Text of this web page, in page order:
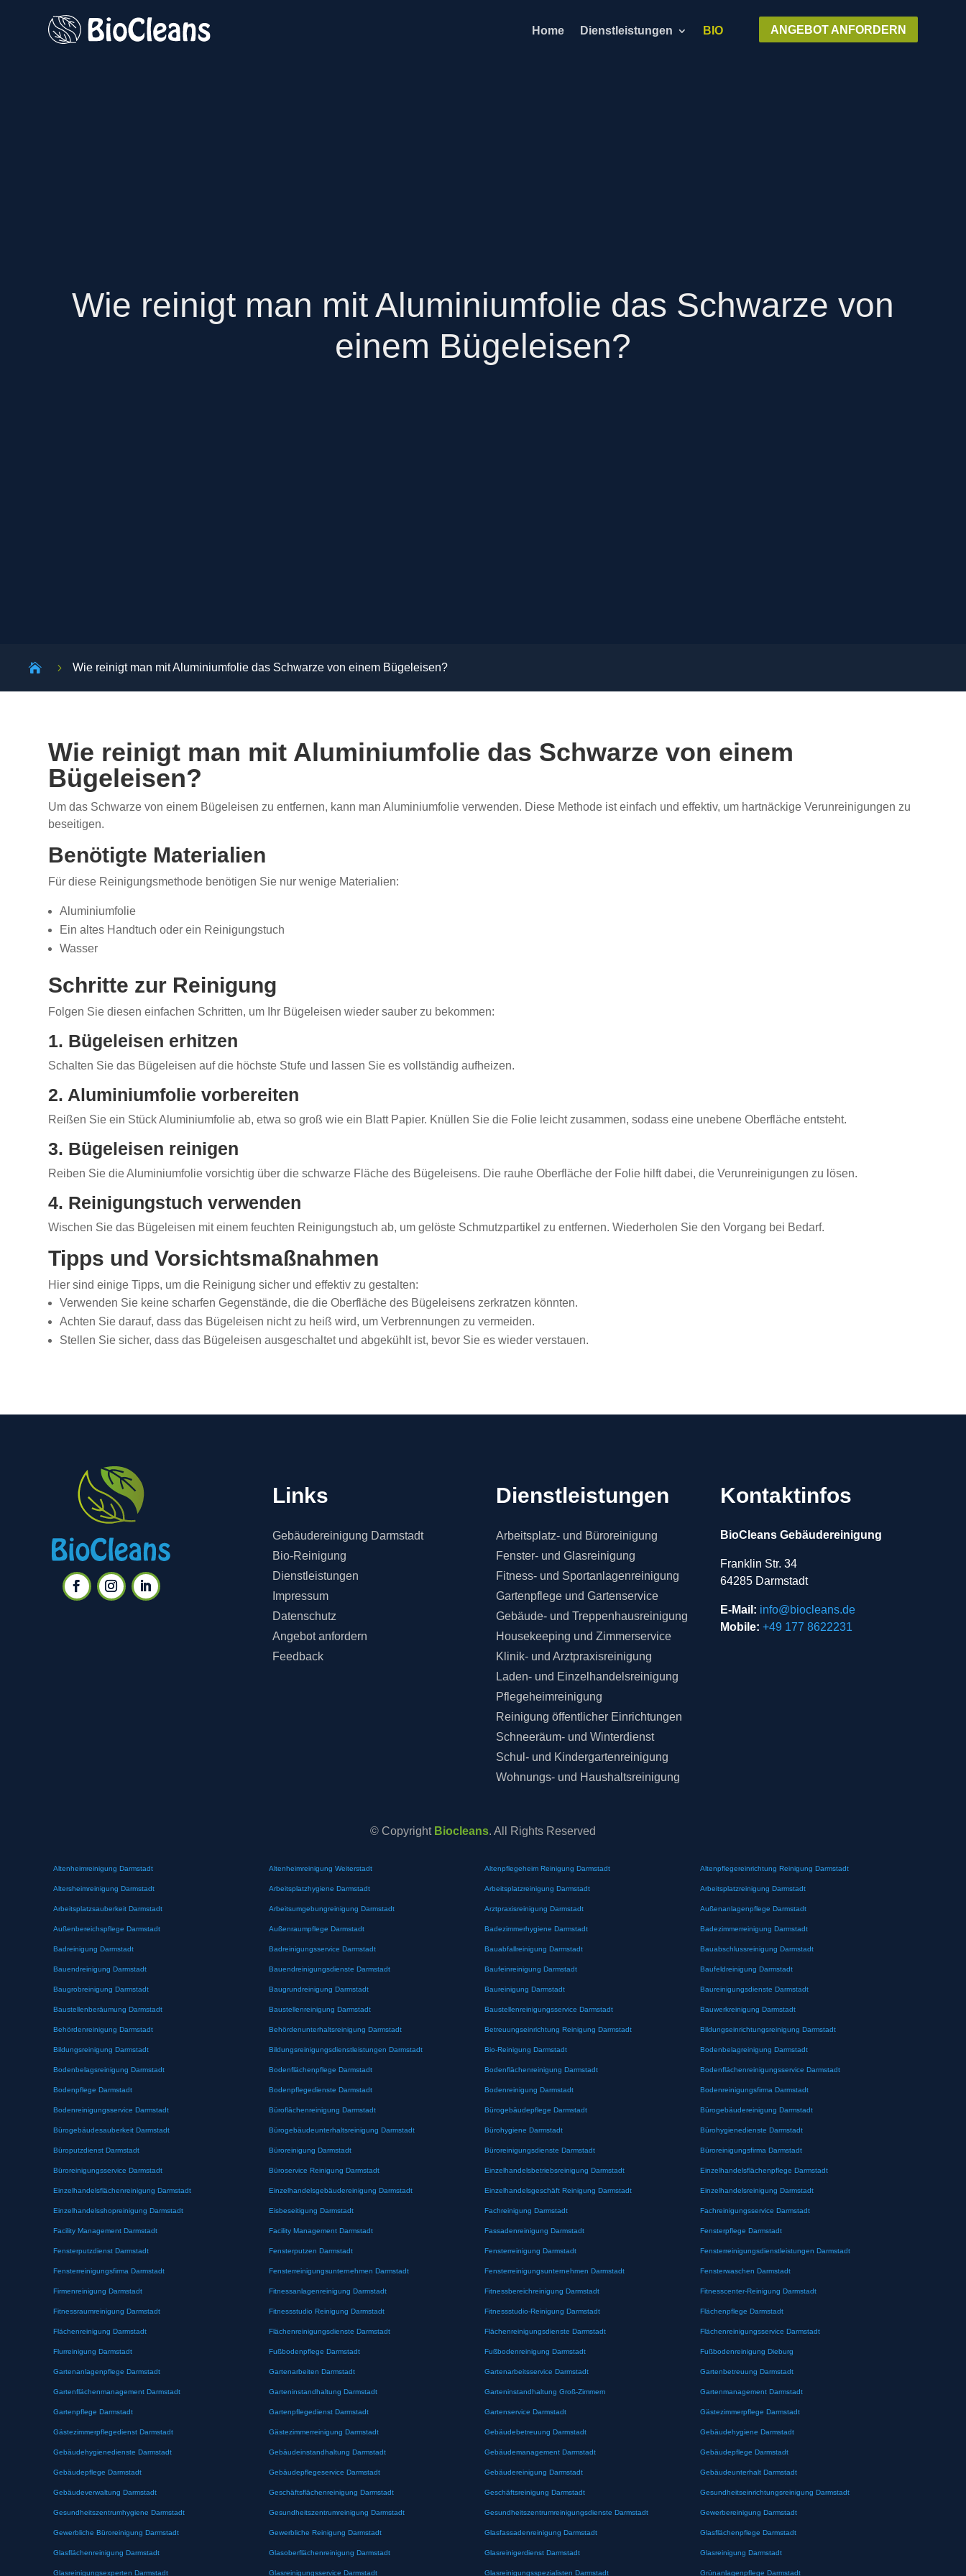
Home Dienstleistungen BIO ANGEBOT ANFORDERN
Wie reinigt man mit Aluminiumfolie das Schwarze von
einem Bügeleisen?
 5 Wie reinigt man mit Aluminiumfolie das Schwarze von einem Bügeleisen?
Wie reinigt man mit Aluminiumfolie das Schwarze von einem
Bügeleisen?
Um das Schwarze von einem Bügeleisen zu entfernen, kann man Aluminiumfolie verwenden. Diese Methode ist einfach und effektiv, um hartnäckige Verunreinigungen zu
beseitigen.
Benötigte Materialien
Für diese Reinigungsmethode benötigen Sie nur wenige Materialien:
Aluminiumfolie
Ein altes Handtuch oder ein Reinigungstuch
Wasser
Schritte zur Reinigung
Folgen Sie diesen einfachen Schritten, um Ihr Bügeleisen wieder sauber zu bekommen:
1. Bügeleisen erhitzen
Schalten Sie das Bügeleisen auf die höchste Stufe und lassen Sie es vollständig aufheizen.
2. Aluminiumfolie vorbereiten
Reißen Sie ein Stück Aluminiumfolie ab, etwa so groß wie ein Blatt Papier. Knüllen Sie die Folie leicht zusammen, sodass eine unebene Oberfläche entsteht.
3. Bügeleisen reinigen
Reiben Sie die Aluminiumfolie vorsichtig über die schwarze Fläche des Bügeleisens. Die rauhe Oberfläche der Folie hilft dabei, die Verunreinigungen zu lösen.
4. Reinigungstuch verwenden
Wischen Sie das Bügeleisen mit einem feuchten Reinigungstuch ab, um gelöste Schmutzpartikel zu entfernen. Wiederholen Sie den Vorgang bei Bedarf.
Tipps und Vorsichtsmaßnahmen
Hier sind einige Tipps, um die Reinigung sicher und effektiv zu gestalten:
Verwenden Sie keine scharfen Gegenstände, die die Oberfläche des Bügeleisens zerkratzen könnten.
Achten Sie darauf, dass das Bügeleisen nicht zu heiß wird, um Verbrennungen zu vermeiden.
Stellen Sie sicher, dass das Bügeleisen ausgeschaltet und abgekühlt ist, bevor Sie es wieder verstauen.
Links
Gebäudereinigung Darmstadt
Bio-Reinigung
Dienstleistungen
Impressum
Datenschutz
Angebot anfordern
Feedback
Dienstleistungen
Arbeitsplatz- und Büroreinigung
Fenster- und Glasreinigung
Fitness- und Sportanlagenreinigung
Gartenpflege und Gartenservice
Gebäude- und Treppenhausreinigung
Housekeeping und Zimmerservice
Klinik- und Arztpraxisreinigung
Laden- und Einzelhandelsreinigung
Pflegeheimreinigung
Reinigung öffentlicher Einrichtungen
Schneeräum- und Winterdienst
Schul- und Kindergartenreinigung
Wohnungs- und Haushaltsreinigung
Kontaktinfos
BioCleans Gebäudereinigung
Franklin Str. 34
64285 Darmstadt
E-Mail: info@biocleans.de
Mobile: +49 177 8622231
© Copyright Biocleans. All Rights Reserved
Altenheimreinigung Darmstadt Altenheimreinigung Weiterstadt Altenpflegeheim Reinigung Darmstadt Altenpflegereinrichtung Reinigung Darmstadt
Altersheimreinigung Darmstadt Arbeitsplatzhygiene Darmstadt Arbeitsplatzreinigung Darmstadt Arbeitsplatzreinigung Darmstadt
Arbeitsplatzsauberkeit Darmstadt Arbeitsumgebungreinigung Darmstadt Arztpraxisreinigung Darmstadt Außenanlagenpflege Darmstadt
Außenbereichspflege Darmstadt Außenraumpflege Darmstadt Badezimmerhygiene Darmstadt Badezimmerreinigung Darmstadt
Badreinigung Darmstadt Badreinigungsservice Darmstadt Bauabfallreinigung Darmstadt Bauabschlussreinigung Darmstadt
Bauendreinigung Darmstadt Bauendreinigungsdienste Darmstadt Baufeinreinigung Darmstadt Baufeldreinigung Darmstadt
Baugrobreinigung Darmstadt Baugrundreinigung Darmstadt Baureinigung Darmstadt Baureinigungsdienste Darmstadt
Baustellenberäumung Darmstadt Baustellenreinigung Darmstadt Baustellenreinigungsservice Darmstadt Bauwerkreinigung Darmstadt
Behördenreinigung Darmstadt Behördenunterhaltsreinigung Darmstadt Betreuungseinrichtung Reinigung Darmstadt Bildungseinrichtungsreinigung Darmstadt
Bildungsreinigung Darmstadt Bildungsreinigungsdienstleistungen Darmstadt Bio-Reinigung Darmstadt Bodenbelagreinigung Darmstadt
Bodenbelagsreinigung Darmstadt Bodenflächenpflege Darmstadt Bodenflächenreinigung Darmstadt Bodenflächenreinigungsservice Darmstadt
Bodenpflege Darmstadt Bodenpflegedienste Darmstadt Bodenreinigung Darmstadt Bodenreinigungsfirma Darmstadt
Bodenreinigungsservice Darmstadt Büroflächenreinigung Darmstadt Bürogebäudepflege Darmstadt Bürogebäudereinigung Darmstadt
Bürogebäudesauberkeit Darmstadt Bürogebäudeunterhaltsreinigung Darmstadt Bürohygiene Darmstadt Bürohygienedienste Darmstadt
Büroputzdienst Darmstadt Büroreinigung Darmstadt Büroreinigungsdienste Darmstadt Büroreinigungsfirma Darmstadt
Büroreinigungsservice Darmstadt Büroservice Reinigung Darmstadt Einzelhandelsbetriebsreinigung Darmstadt Einzelhandelsflächenpflege Darmstadt
Einzelhandelsflächenreinigung Darmstadt Einzelhandelsgebäudereinigung Darmstadt Einzelhandelsgeschäft Reinigung Darmstadt Einzelhandelsreinigung Darmstadt
Einzelhandelsshopreinigung Darmstadt Eisbeseitigung Darmstadt Fachreinigung Darmstadt Fachreinigungsservice Darmstadt
Facility Management Darmstadt Facility Management Darmstadt Fassadenreinigung Darmstadt Fensterpflege Darmstadt
Fensterputzdienst Darmstadt Fensterputzen Darmstadt Fensterreinigung Darmstadt Fensterreinigungsdienstleistungen Darmstadt
Fensterreinigungsfirma Darmstadt Fensterreinigungsunternehmen Darmstadt Fensterreinigungsunternehmen Darmstadt Fensterwaschen Darmstadt
Firmenreinigung Darmstadt Fitnessanlagenreinigung Darmstadt Fitnessbereichreinigung Darmstadt Fitnesscenter-Reinigung Darmstadt
Fitnessraumreinigung Darmstadt Fitnessstudio Reinigung Darmstadt Fitnessstudio-Reinigung Darmstadt Flächenpflege Darmstadt
Flächenreinigung Darmstadt Flächenreinigungsdienste Darmstadt Flächenreinigungsdienste Darmstadt Flächenreinigungsservice Darmstadt
Flurreinigung Darmstadt Fußbodenpflege Darmstadt Fußbodenreinigung Darmstadt Fußbodenreinigung Dieburg
Gartenanlagenpflege Darmstadt Gartenarbeiten Darmstadt Gartenarbeitsservice Darmstadt Gartenbetreuung Darmstadt
Gartenflächenmanagement Darmstadt Garteninstandhaltung Darmstadt Garteninstandhaltung Groß-Zimmern Gartenmanagement Darmstadt
Gartenpflege Darmstadt Gartenpflegedienst Darmstadt Gartenservice Darmstadt Gästezimmerpflege Darmstadt
Gästezimmerpflegedienst Darmstadt Gästezimmerreinigung Darmstadt Gebäudebetreuung Darmstadt Gebäudehygiene Darmstadt
Gebäudehygienedienste Darmstadt Gebäudeinstandhaltung Darmstadt Gebäudemanagement Darmstadt Gebäudepflege Darmstadt
Gebäudepflege Darmstadt Gebäudepflegeservice Darmstadt Gebäudereinigung Darmstadt Gebäudeunterhalt Darmstadt
Gebäudeverwaltung Darmstadt Geschäftsflächenreinigung Darmstadt Geschäftsreinigung Darmstadt Gesundheitseinrichtungsreinigung Darmstadt
Gesundheitszentrumhygiene Darmstadt Gesundheitszentrumreinigung Darmstadt Gesundheitszentrumreinigungsdienste Darmstadt Gewerbereinigung Darmstadt
Gewerbliche Büroreinigung Darmstadt Gewerbliche Reinigung Darmstadt Glasfassadenreinigung Darmstadt Glasflächenpflege Darmstadt
Glasflächenreinigung Darmstadt Glasoberflächenreinigung Darmstadt Glasreinigerdienst Darmstadt Glasreinigung Darmstadt
Glasreinigungsexperten Darmstadt Glasreinigungsservice Darmstadt Glasreinigungsspezialisten Darmstadt Grünanlagenpflege Darmstadt